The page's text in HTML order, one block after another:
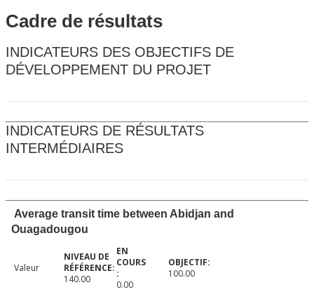
Cadre de résultats
INDICATEURS DES OBJECTIFS DE
DÉVELOPPEMENT DU PROJET
INDICATEURS DE RÉSULTATS
INTERMÉDIAIRES
Average transit time between Abidjan and
Ouagadougou
Valeur
140.00
0.00
100.00